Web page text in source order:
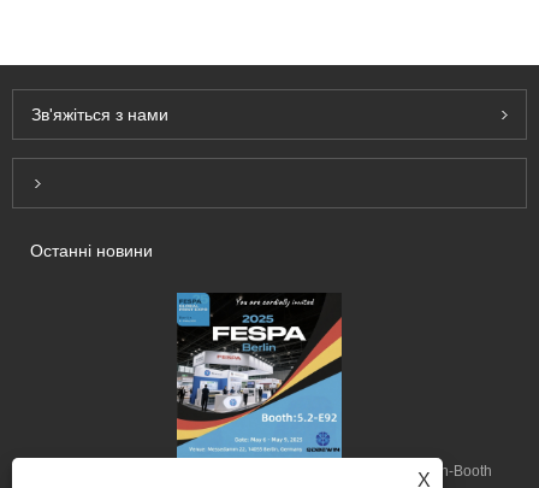
Зв'яжіться з нами
Inquiry For Pricelist
Останні новини
Qingdao Be-Win, щоб продемонструвати на Fespa 2025 Berlin-Booth
X